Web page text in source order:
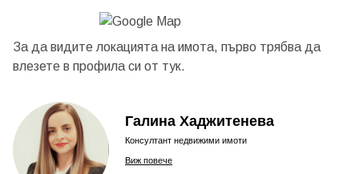
За да видите локацията на имота, първо трябва да
влезете в профила си от тук.
Галина Хаджитенева
Консултант недвижими имоти
Виж повече